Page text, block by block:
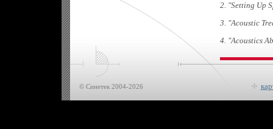
2. "Setting Up
3. "Acoustic
4. "Acoustics
© Синетек 2004-2026